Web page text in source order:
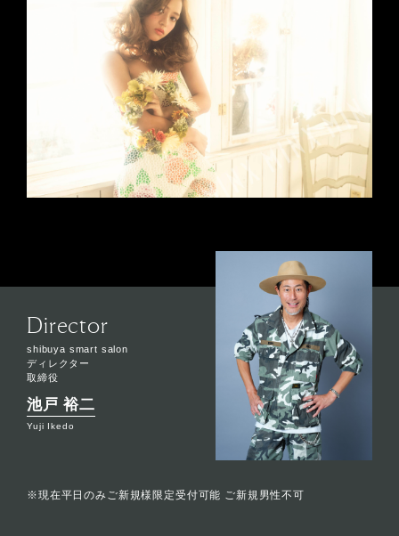
Director
shibuya smart salon
ディレクター
取締役
池戸 裕二
Yuji Ikedo
※現在平日のみご新規様限定受付可能 ご新規男性不可